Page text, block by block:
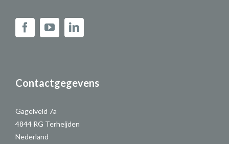
Contactgegevens
Gagelveld 7a
4844 RG Terheijden
Nederland